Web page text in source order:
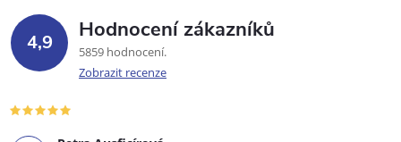
4,9 Hodnocení zákazníků
5859 hodnocení
Zobrazit recenze